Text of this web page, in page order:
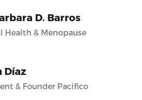
D. Barros
Health & Menopause
Díaz
& Founder Pacifico